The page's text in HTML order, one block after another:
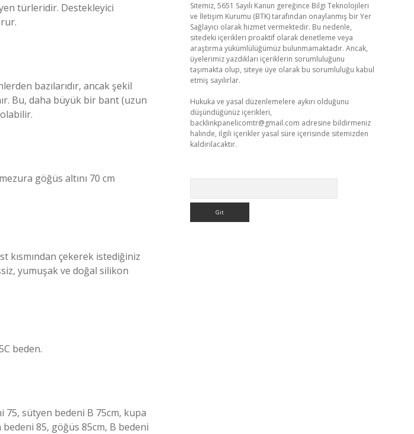
türleridir. Destekleyici
bazılarıdır, ancak şekil
Bu, daha büyük bir bant (uzun
göğüs altını 70 cm
kısmından çekerek istediğiniz
yumuşak ve doğal silikon
beden.
75, sütyen bedeni B 75cm, kupa
85, göğüs 85cm, B bedeni
Sitemiz, 5651 Sayılı Kanun gereğince Bilgi Teknolojileri
ve İletişim Kurumu (BTK) tarafından onaylanmış bir Yer
Sağlayıcı olarak hizmet vermektedir. Bu nedenle,
sitedeki içerikleri proaktif olarak denetleme veya
araştırma yükümlülüğümüz bulunmamaktadır. Ancak,
üyelerimiz yazdıkları içeriklerin sorumluluğunu
taşımakta olup, siteye üye olarak bu sorumluluğu kabul
etmiş sayılırlar.
Hukuka ve yasal düzenlemelere aykırı olduğunu
düşündüğünüz içerikleri,
backlinkpanelicomtr@gmail.com adresine bildirmeniz
halinde, ilgili içerikler yasal süre içerisinde sitemizden
kaldırılacaktır.